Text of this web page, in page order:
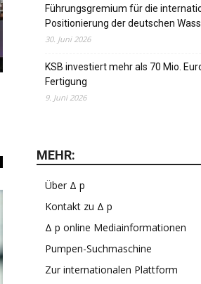
Führungsgremium für die
Positionierung der deutschen
30. Juni 2026
KSB investiert mehr als 70 Mio.
Fertigung
9. Juni 2026
MEHR:
Über Δ p
Kontakt zu Δ p
Δ p online Mediainformationen
Pumpen-Suchmaschine
Zur internationalen Plattform